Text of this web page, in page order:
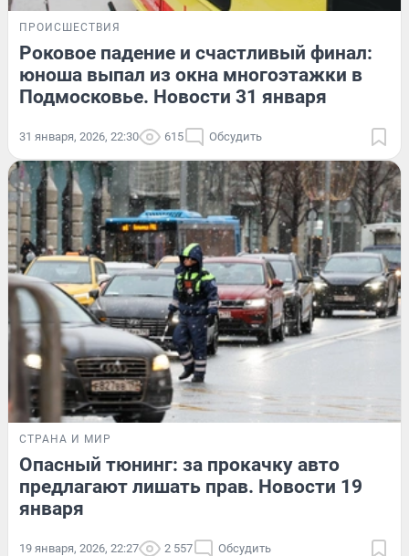
ПРОИСШЕСТВИЯ
Роковое падение и счастливый финал:
юноша выпал из окна многоэтажки в
Подмосковье. Новости 31 января
31 января, 2026, 22:30 615 Обсудить
СТРАНА И МИР
Опасный тюнинг: за прокачку авто
предлагают лишать прав. Новости 19
января
19 января, 2026, 22:27 2 557 Обсудить